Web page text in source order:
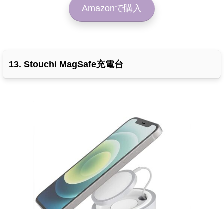
Amazonで購入
13. Stouchi MagSafe充電台